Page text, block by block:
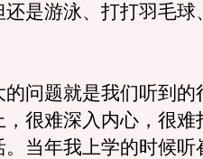
是游泳、打打羽毛球
问题就是我们听到的
很难深入内心，很难
。当年我上学的时候听